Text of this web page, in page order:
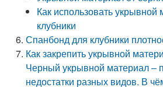
Как использовать укрывной
клубники
Спанбонд для клубники
Как закрепить укрывной
Черный укрывной материал –
недостатки разных видов. В